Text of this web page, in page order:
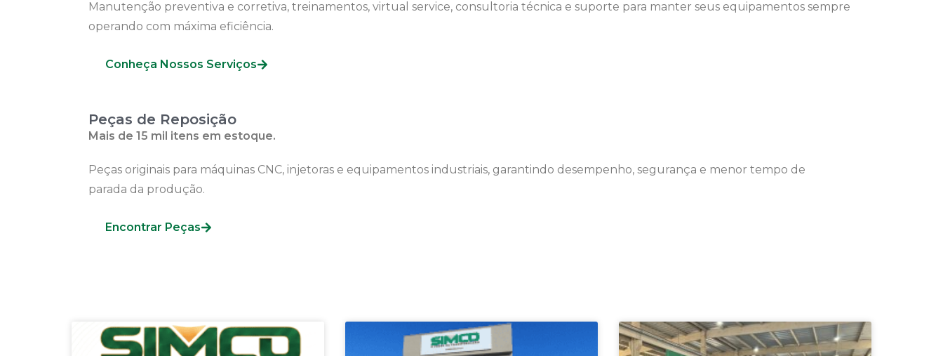
Manutenção preventiva e corretiva, treinamentos, virtual service, consultoria técnica e suporte para manter seus equipamentos sempre
operando com máxima eficiência.
Conheça Nossos Serviços
Peças de Reposição
Mais de 15 mil itens em estoque.
Peças originais para máquinas CNC, injetoras e equipamentos industriais, garantindo desempenho, segurança e menor tempo de
parada da produção.
Encontrar Peças